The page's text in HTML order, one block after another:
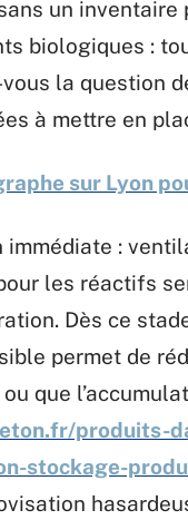
un inventaire
biologiques :
la question
à mettre en
sur Lyon
:
les réactifs
Dès ce
permet de
que
produits-
stockage-